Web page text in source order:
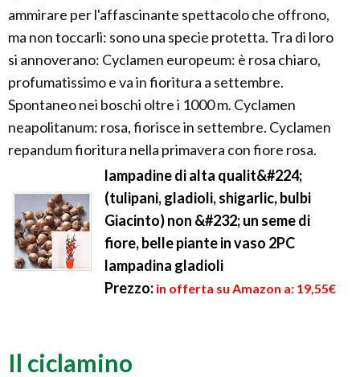
ammirare per l'affascinante spettacolo che offrono,
ma non toccarli: sono una specie protetta. Tra di loro
si annoverano: Cyclamen europeum: è rosa chiaro,
profumatissimo e va in fioritura a settembre.
Spontaneo nei boschi oltre i 1000 m. Cyclamen
neapolitanum: rosa, fiorisce in settembre. Cyclamen
repandum fioritura nella primavera con fiore rosa.
lampadine di alta qualit&#224;
(tulipani, gladioli, shigarlic, bulbi
Giacinto) non &#232; un seme di
fiore, belle piante in vaso 2PC
lampadina gladioli
Prezzo: in offerta su Amazon a: 19,55€
Il ciclamino